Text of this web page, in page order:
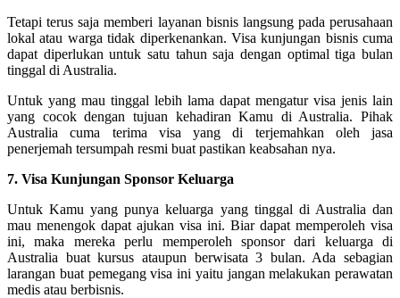
Tetapi terus saja memberi layanan bisnis langsung pada perusahaan
lokal atau warga tidak diperkenankan. Visa kunjungan bisnis cuma
dapat diperlukan untuk satu tahun saja dengan optimal tiga bulan
tinggal di Australia.
Untuk yang mau tinggal lebih lama dapat mengatur visa jenis lain
yang cocok dengan tujuan kehadiran Kamu di Australia. Pihak
Australia cuma terima visa yang di terjemahkan oleh jasa
penerjemah tersumpah resmi buat pastikan keabsahan nya.
7. Visa Kunjungan Sponsor Keluarga
Untuk Kamu yang punya keluarga yang tinggal di Australia dan
mau menengok dapat ajukan visa ini. Biar dapat memperoleh visa
ini, maka mereka perlu memperoleh sponsor dari keluarga di
Australia buat kursus ataupun berwisata 3 bulan. Ada sebagian
larangan buat pemegang visa ini yaitu jangan melakukan perawatan
medis atau berbisnis.